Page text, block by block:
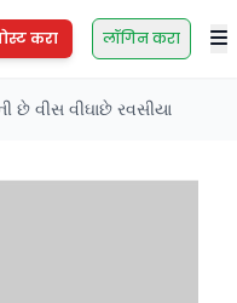
करा लॉगिन करा
છે વીસ વીઘાછે રવસીયા